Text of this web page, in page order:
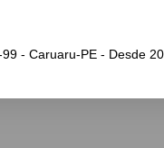
- Caruaru-PE - Desde